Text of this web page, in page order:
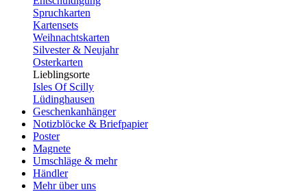
Spruchkarten
Kartensets
Weihnachtskarten
Silvester & Neujahr
Osterkarten
Lieblingsorte
Isles Of Scilly
Lüdinghausen
Geschenkanhänger
Notizblöcke & Briefpapier
Poster
Magnete
Umschläge & mehr
Händler
Mehr über uns